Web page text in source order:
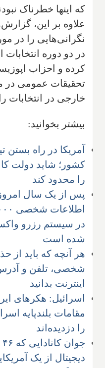
که اینها خطرناک
علاوه بر این،
نگرانی‌هایی را در
در دو دوره انتخابات
کرده و احزاب
تحقیقات عمومی در
خارجی در انتخابات
بیشتر بخوانید:
آمریکا در راه بستن
کشور؛ شاید دولت
را محدود کند
پس از یک سال
در سیستم رزرو
شده است
هر آنچه که باید از
شخصی، تلفن و
اینترنت بدانید
اسرائیل: هکرهای
مقامات بلندپایه
را دزدیده‌اند
دیجیتال از یک